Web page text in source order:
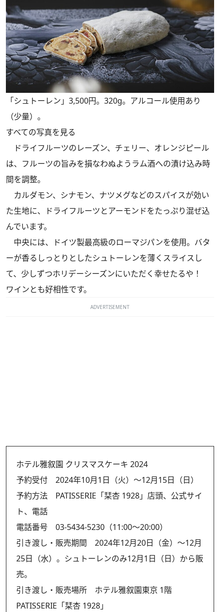
「シュトーレン」3,500円。320g。アルコール使用あり
（少量）。
すべての写真を見る
ドライフルーツのレーズン、チェリー、オレンジピール
は、フルーツの旨みを損なわぬようラム酒への漬け込み時
間を調整。
カルダモン、シナモン、ナツメグなどのスパイスが効い
た生地に、ドライフルーツとアーモンドをたっぷり混ぜ込
んでいます。
中央には、ドイツ製最高級のローマジパンを使用。バタ
ーが香るしっとりとしたシュトーレンを薄くスライスし
て、少しずつホリデーシーズンにいただく幸せたるや！
ワインとも好相性です。
ADVERTISEMENT
ホテル雅叙園 クリスマスケーキ 2024
予約受付 2024年10月1日（火）～12月15日（日）
予約方法 PATISSERIE「栞杏 1928」店頭、公式サイ
ト、電話
電話番号 03-5434-5230（11:00～20:00）
引き渡し・販売期間 2024年12月20日（金）～12月
25日（水）。シュトーレンのみ12月1日（日）から販
売。
引き渡し・販売場所 ホテル雅叙園東京 1階
PATISSERIE「栞杏 1928」